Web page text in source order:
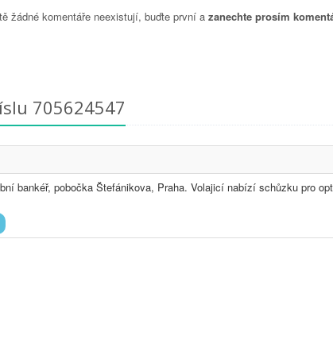
žádné komentáře neexistují, buďte první a zanechte prosím
705624547
bankéř, pobočka Štefánikova, Praha. Volajicí nabízí schůzku pro